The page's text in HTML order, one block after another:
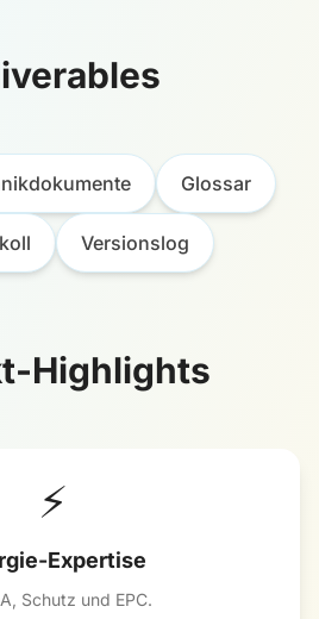
Glossar
Versionslog
Highlights
⚡
Expertise
Schutz und EPC.